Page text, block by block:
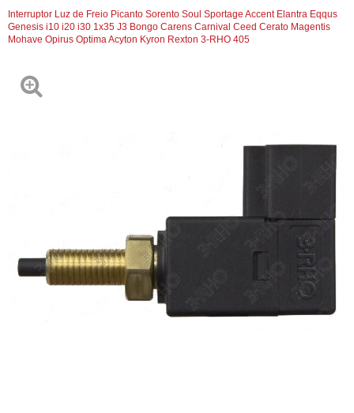
Interruptor Luz de Freio Picanto Sorento Soul Sportage Accent Elantra Eqqus
Genesis i10 i20 i30 1x35 J3 Bongo Carens Carnival Ceed Cerato Magentis
Mohave Opirus Optima Acyton Kyron Rexton 3-RHO 405